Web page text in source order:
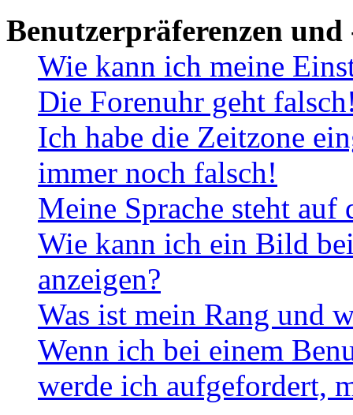
Benutzerpräferenzen und
Wie kann ich meine
Die Forenuhr geht
Ich habe die Zeitzone
immer noch falsch!
Meine Sprache steht
Wie kann ich ein Bild
anzeigen?
Was ist mein Rang und
Wenn ich bei einem
werde ich aufgefordert,